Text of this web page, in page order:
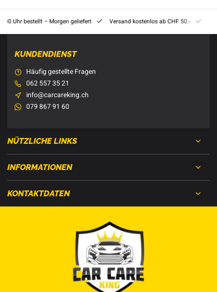
Uhr bestellt – Morgen geliefert Versand kostenlos ab CHF 50.-
KUNDENDIENST
Häufig gestellte Fragen
062 557 35 21
info@carcareking.ch
079 867 91 60
NÜTZLICHE LINKS
INFORMATIONEN
KONTAKTDATEN